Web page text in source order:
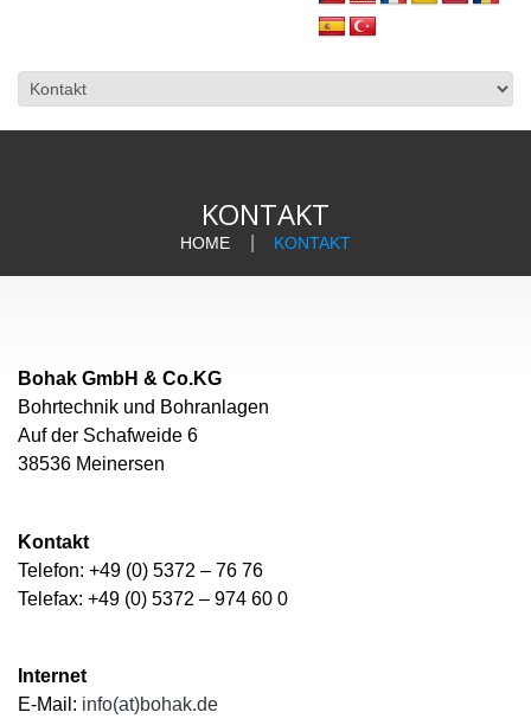
KONTAKT
HOME KONTAKT
Bohak GmbH & Co.KG
Bohrtechnik und Bohranlagen
Auf der Schafweide 6
38536 Meinersen
Kontakt
Telefon: +49 (0) 5372 – 76 76
Telefax: +49 (0) 5372 – 974 60 0
Internet
E-Mail: info(at)bohak.de